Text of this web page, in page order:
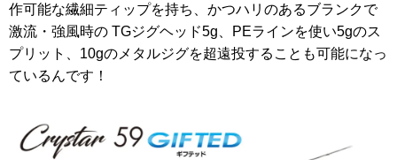
作可能な繊細ティップを持ち、かつハリのあるブランクで
激流・強風時の TGジグヘッド5g、PEラインを使い5gのス
プリット、10gのメタルジグを超遠投することも可能になっ
ているんです！